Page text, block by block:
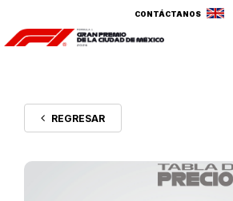
CONTÁCTANOS
REGRESAR